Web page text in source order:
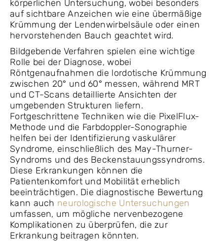
körperlichen Untersuchung, wobei besonders
auf sichtbare Anzeichen wie eine übermäßige
Krümmung der Lendenwirbelsäule oder einen
hervorstehenden Bauch geachtet wird.
Bildgebende Verfahren spielen eine wichtige
Rolle bei der Diagnose, wobei
Röntgenaufnahmen die lordotische Krümmung
zwischen 20° und 60° messen, während MRT
und CT-Scans detaillierte Ansichten der
umgebenden Strukturen liefern.
Fortgeschrittene Techniken wie die PixelFlux-
Methode und die Farbdoppler-Sonographie
helfen bei der Identifizierung vaskulärer
Syndrome, einschließlich des May-Thurner-
Syndroms und des Beckenstauungssyndroms.
Diese Erkrankungen können die
Patientenkomfort und Mobilität erheblich
beeinträchtigen. Die diagnostische Bewertung
kann auch neurologische Untersuchungen
umfassen, um mögliche nervenbezogene
Komplikationen zu überprüfen, die zur
Erkrankung beitragen könnten.